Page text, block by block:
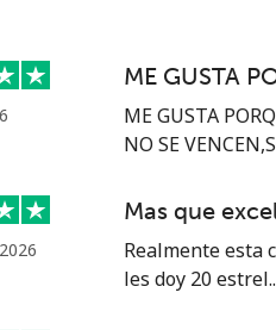
9
8 min
ME GUSTA
ME GUSTA
NO SE
Mas que
Realmente esta
les doy 20